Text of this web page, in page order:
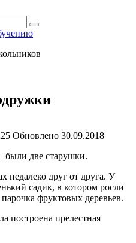
Обновлено 30.09.2018
две старушки.
друг от друга. У
садик, в котором росли
фруктовых деревьев.
построена прелестная